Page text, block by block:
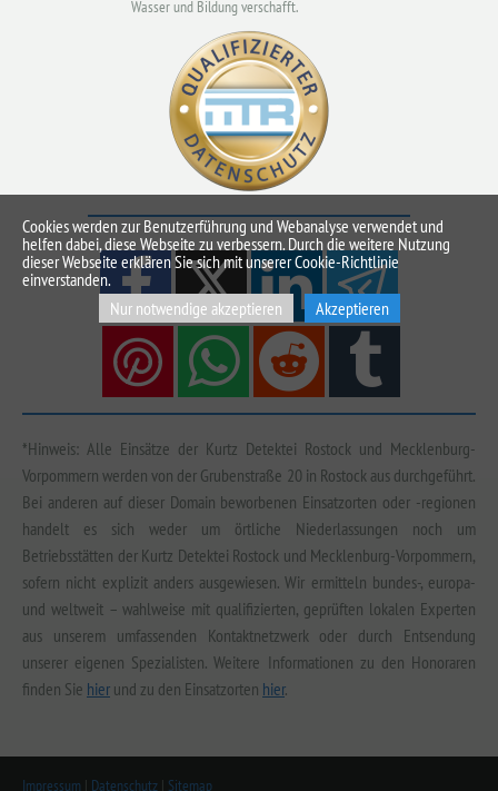
Wasser und Bildung verschafft.
*Hinweis: Alle Einsätze der Kurtz Detektei Rostock und Mecklenburg-
Vorpommern werden von der Grubenstraße 20 in Rostock aus durchgeführt.
Bei anderen auf dieser Domain beworbenen Einsatzorten oder -regionen
handelt es sich weder um örtliche Niederlassungen noch um
Betriebsstätten der Kurtz Detektei Rostock und Mecklenburg-Vorpommern,
sofern nicht explizit anders ausgewiesen. Wir ermitteln bundes-, europa-
und weltweit – wahlweise mit qualifizierten, geprüften lokalen Experten
aus unserem umfassenden Kontaktnetzwerk oder durch Entsendung
unserer eigenen Spezialisten. Weitere Informationen zu den Honoraren
finden Sie hier und zu den Einsatzorten hier.
Impressum | Datenschutz | Sitemap
Cookies werden zur Benutzerführung und Webanalyse verwendet und
helfen dabei, diese Webseite zu verbessern. Durch die weitere Nutzung
dieser Webseite erklären Sie sich mit unserer Cookie-Richtlinie
einverstanden.
Nur notwendige akzeptieren
Akzeptieren